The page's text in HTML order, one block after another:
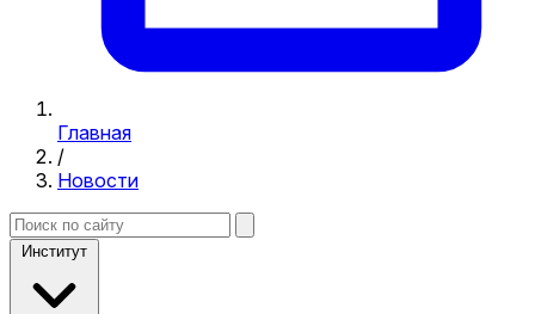
Главная
/
Новости
Институт